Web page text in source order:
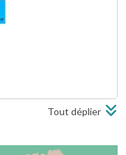
Tout déplier